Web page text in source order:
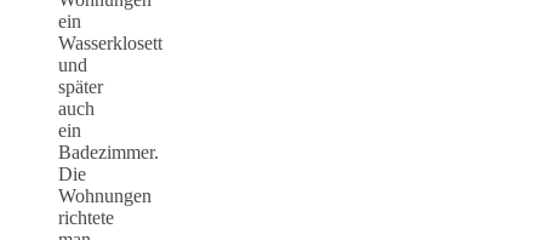
ein
Wasserklosett
und
später
auch
ein
Badezimmer.
Die
Wohnungen
richtete